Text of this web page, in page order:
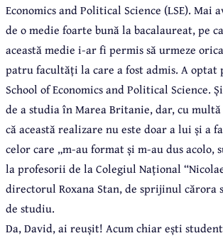
Economics and Political Science (LSE). Mai
de o medie foarte bună la bacalaureat, pe
această medie i-ar fi permis să urmeze
patru facultăți la care a fost admis. A optat
School of Economics and Political Science.
de a studia în Marea Britanie, dar, cu multă
că această realizare nu este doar a lui și a
celor care „m-au format și m-au dus acolo,
la profesorii de la Colegiul Național “
directorul Roxana Stan, de sprijinul cărora
de studiu.
Da, David, ai reușit! Acum chiar ești